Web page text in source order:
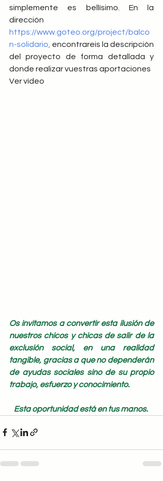
simplemente es bellísimo. En la
https://www.goteo.org/project/balco
n-solidario encontrareis la descripción
del proyecto de forma detallada y
donde realizar vuestras aportaciones
Ver vídeo
Os invitamos a convertir esta ilusión de
nuestros chicos y chicas de salir de la
exclusión social, en una realidad
tangible, gracias a que no dependerán
de ayudas sociales sino de su propio
trabajo, esfuerzo y conocimiento.
Esta oportunidad está en tus manos.